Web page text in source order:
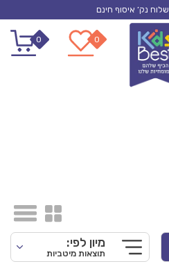
0
0
מיון לפי:
תוצאות מיטביות